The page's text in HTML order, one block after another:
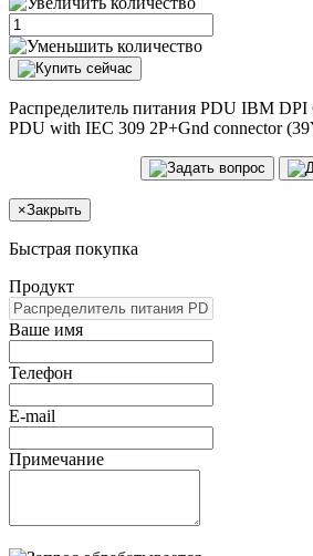
Распределитель питания PDU IBM DPI
PDU with IEC 309 2P+Gnd connector
×Закрыть
Быстрая покупка
Продукт
Ваше имя
Телефон
E-mail
Примечание